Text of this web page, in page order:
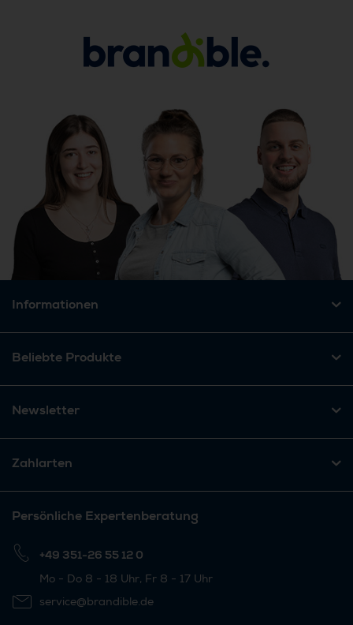
Informationen
Beliebte Produkte
Newsletter
Zahlarten
Persönliche Expertenberatung
+49 351-26 55 12 0
Mo - Do 8 - 18 Uhr, Fr 8 - 17 Uhr
service@brandible.de